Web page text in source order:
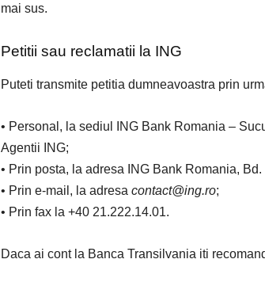
mai sus.
Petitii sau reclamatii la ING
Puteti transmite petitia dumneavoastra prin
• Personal, la sediul ING Bank Romania –
Agentii ING;
• Prin posta, la adresa ING Bank Romania,
• Prin e-mail, la adresa contact@ing.ro;
• Prin fax la +40 21.222.14.01.
Daca ai cont la Banca Transilvania iti